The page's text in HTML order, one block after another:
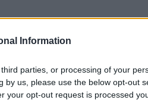
Information
parties, or processing of your
by us, please use the below opt-out
your opt-out request is processed
και ο Αμερικανός
ysAR4tv1is